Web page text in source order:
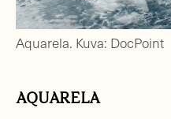
Aquarela. Kuva: DocPoint
AQUARELA